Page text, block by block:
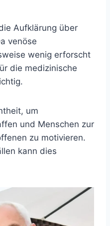
Aufklärung über
venöse
wenig erforscht
die medizinische
um
und Menschen zur
zu motivieren.
kann dies